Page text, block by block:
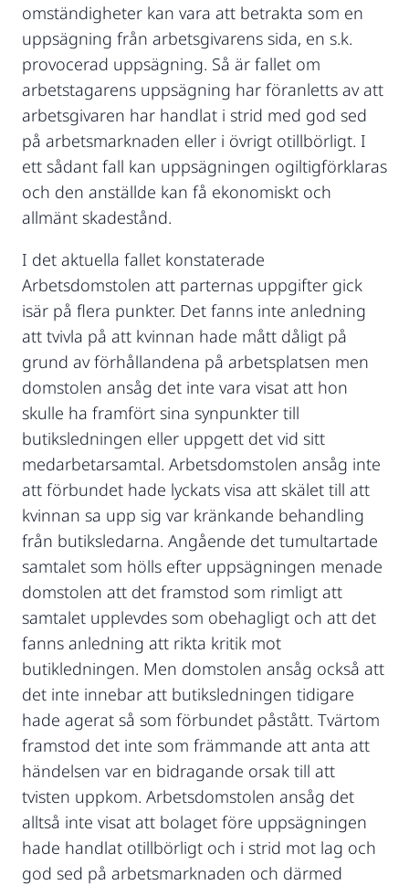
omständigheter kan vara att betrakta som en
uppsägning från arbetsgivarens sida, en s.k.
provocerad uppsägning. Så är fallet om
arbetstagarens uppsägning har föranletts av att
arbetsgivaren har handlat i strid med god sed
på arbetsmarknaden eller i övrigt otillbörligt. I
ett sådant fall kan uppsägningen ogiltigförklaras
och den anställde kan få ekonomiskt och
allmänt skadestånd.
I det aktuella fallet konstaterade
Arbetsdomstolen att parternas uppgifter gick
isär på flera punkter. Det fanns inte anledning
att tvivla på att kvinnan hade mått dåligt på
grund av förhållandena på arbetsplatsen men
domstolen ansåg det inte vara visat att hon
skulle ha framfört sina synpunkter till
butiksledningen eller uppgett det vid sitt
medarbetarsamtal. Arbetsdomstolen ansåg inte
att förbundet hade lyckats visa att skälet till att
kvinnan sa upp sig var kränkande behandling
från butiksledarna. Angående det tumultartade
samtalet som hölls efter uppsägningen menade
domstolen att det framstod som rimligt att
samtalet upplevdes som obehagligt och att det
fanns anledning att rikta kritik mot
butikledningen. Men domstolen ansåg också att
det inte innebar att butiksledningen tidigare
hade agerat så som förbundet påstått. Tvärtom
framstod det inte som främmande att anta att
händelsen var en bidragande orsak till att
tvisten uppkom. Arbetsdomstolen ansåg det
alltså inte visat att bolaget före uppsägningen
hade handlat otillbörligt och i strid mot lag och
god sed på arbetsmarknaden och därmed